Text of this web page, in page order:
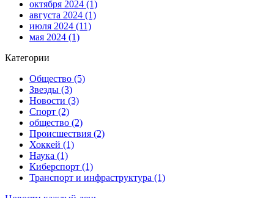
октября 2024 (1)
августа 2024 (1)
июля 2024 (11)
мая 2024 (1)
Категории
Общество (5)
Звезды (3)
Новости (3)
Спорт (2)
общество (2)
Происшествия (2)
Хоккей (1)
Наука (1)
Киберспорт (1)
Транспорт и инфраструктура (1)